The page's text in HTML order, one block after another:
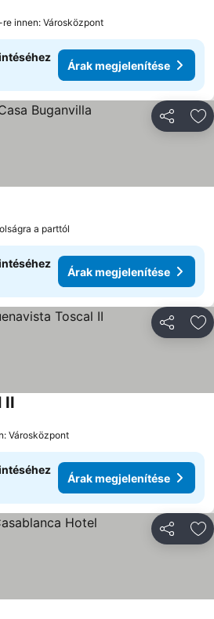
innen: Városközpont
Árak megjelenítése
a parttól
Árak megjelenítése
II
Városközpont
Árak megjelenítése